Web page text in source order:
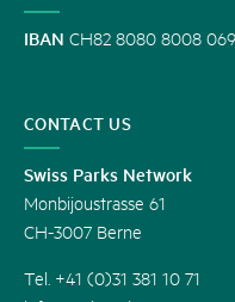
IBAN CH82 8080 8008
CONTACT US
Swiss Parks Network
Monbijoustrasse 61
CH-3007 Berne
Tel. +41 (0)31 381 10 71